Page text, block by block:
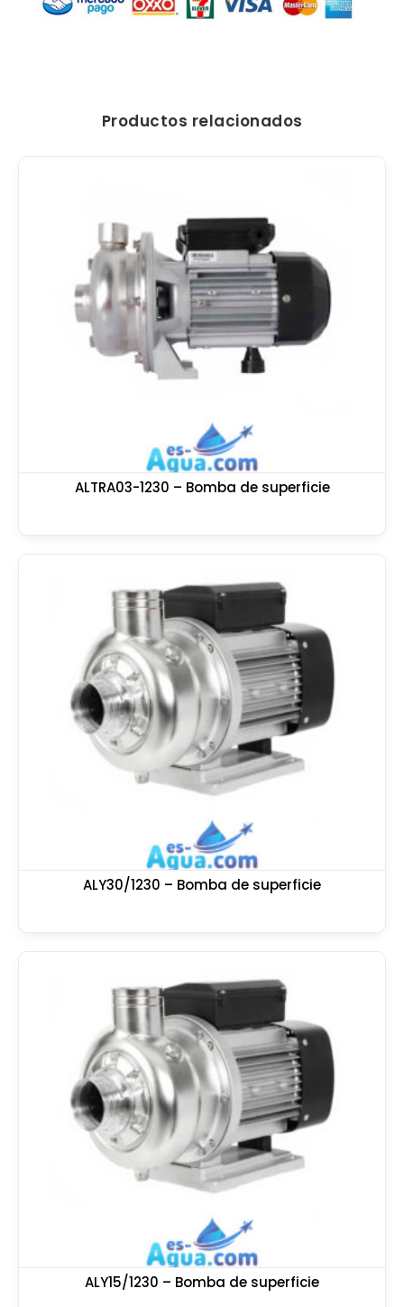
Productos relacionados
ALTRA03-1230 – Bomba de superficie
ALY30/1230 – Bomba de superficie
ALY15/1230 – Bomba de superficie